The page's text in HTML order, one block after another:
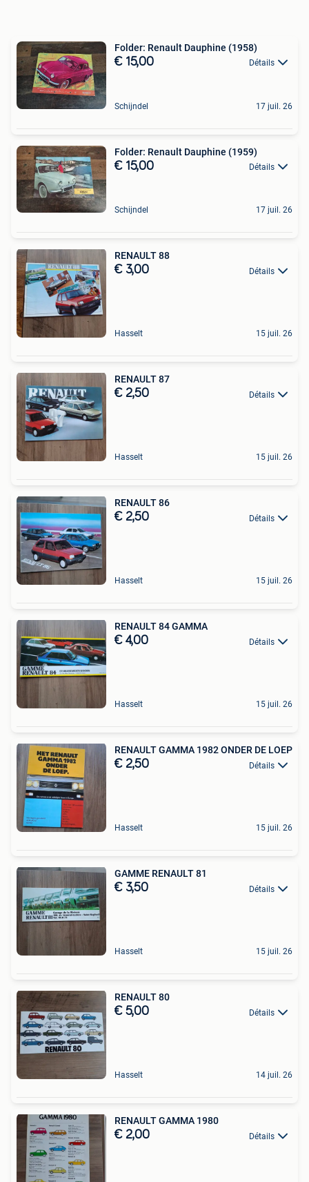
Folder: Renault Dauphine (1958)
€ 15,00 Détails
Schijndel 17 juil. 26
Folder: Renault Dauphine (1959)
€ 15,00 Détails
Schijndel 17 juil. 26
RENAULT 88
€ 3,00 Détails
Hasselt 15 juil. 26
RENAULT 87
€ 2,50 Détails
Hasselt 15 juil. 26
RENAULT 86
€ 2,50 Détails
Hasselt 15 juil. 26
RENAULT 84 GAMMA
€ 4,00 Détails
Hasselt 15 juil. 26
RENAULT GAMMA 1982 ONDER DE LOEP
€ 2,50 Détails
Hasselt 15 juil. 26
GAMME RENAULT 81
€ 3,50 Détails
Hasselt 15 juil. 26
RENAULT 80
€ 5,00 Détails
Hasselt 14 juil. 26
RENAULT GAMMA 1980
€ 2,00 Détails